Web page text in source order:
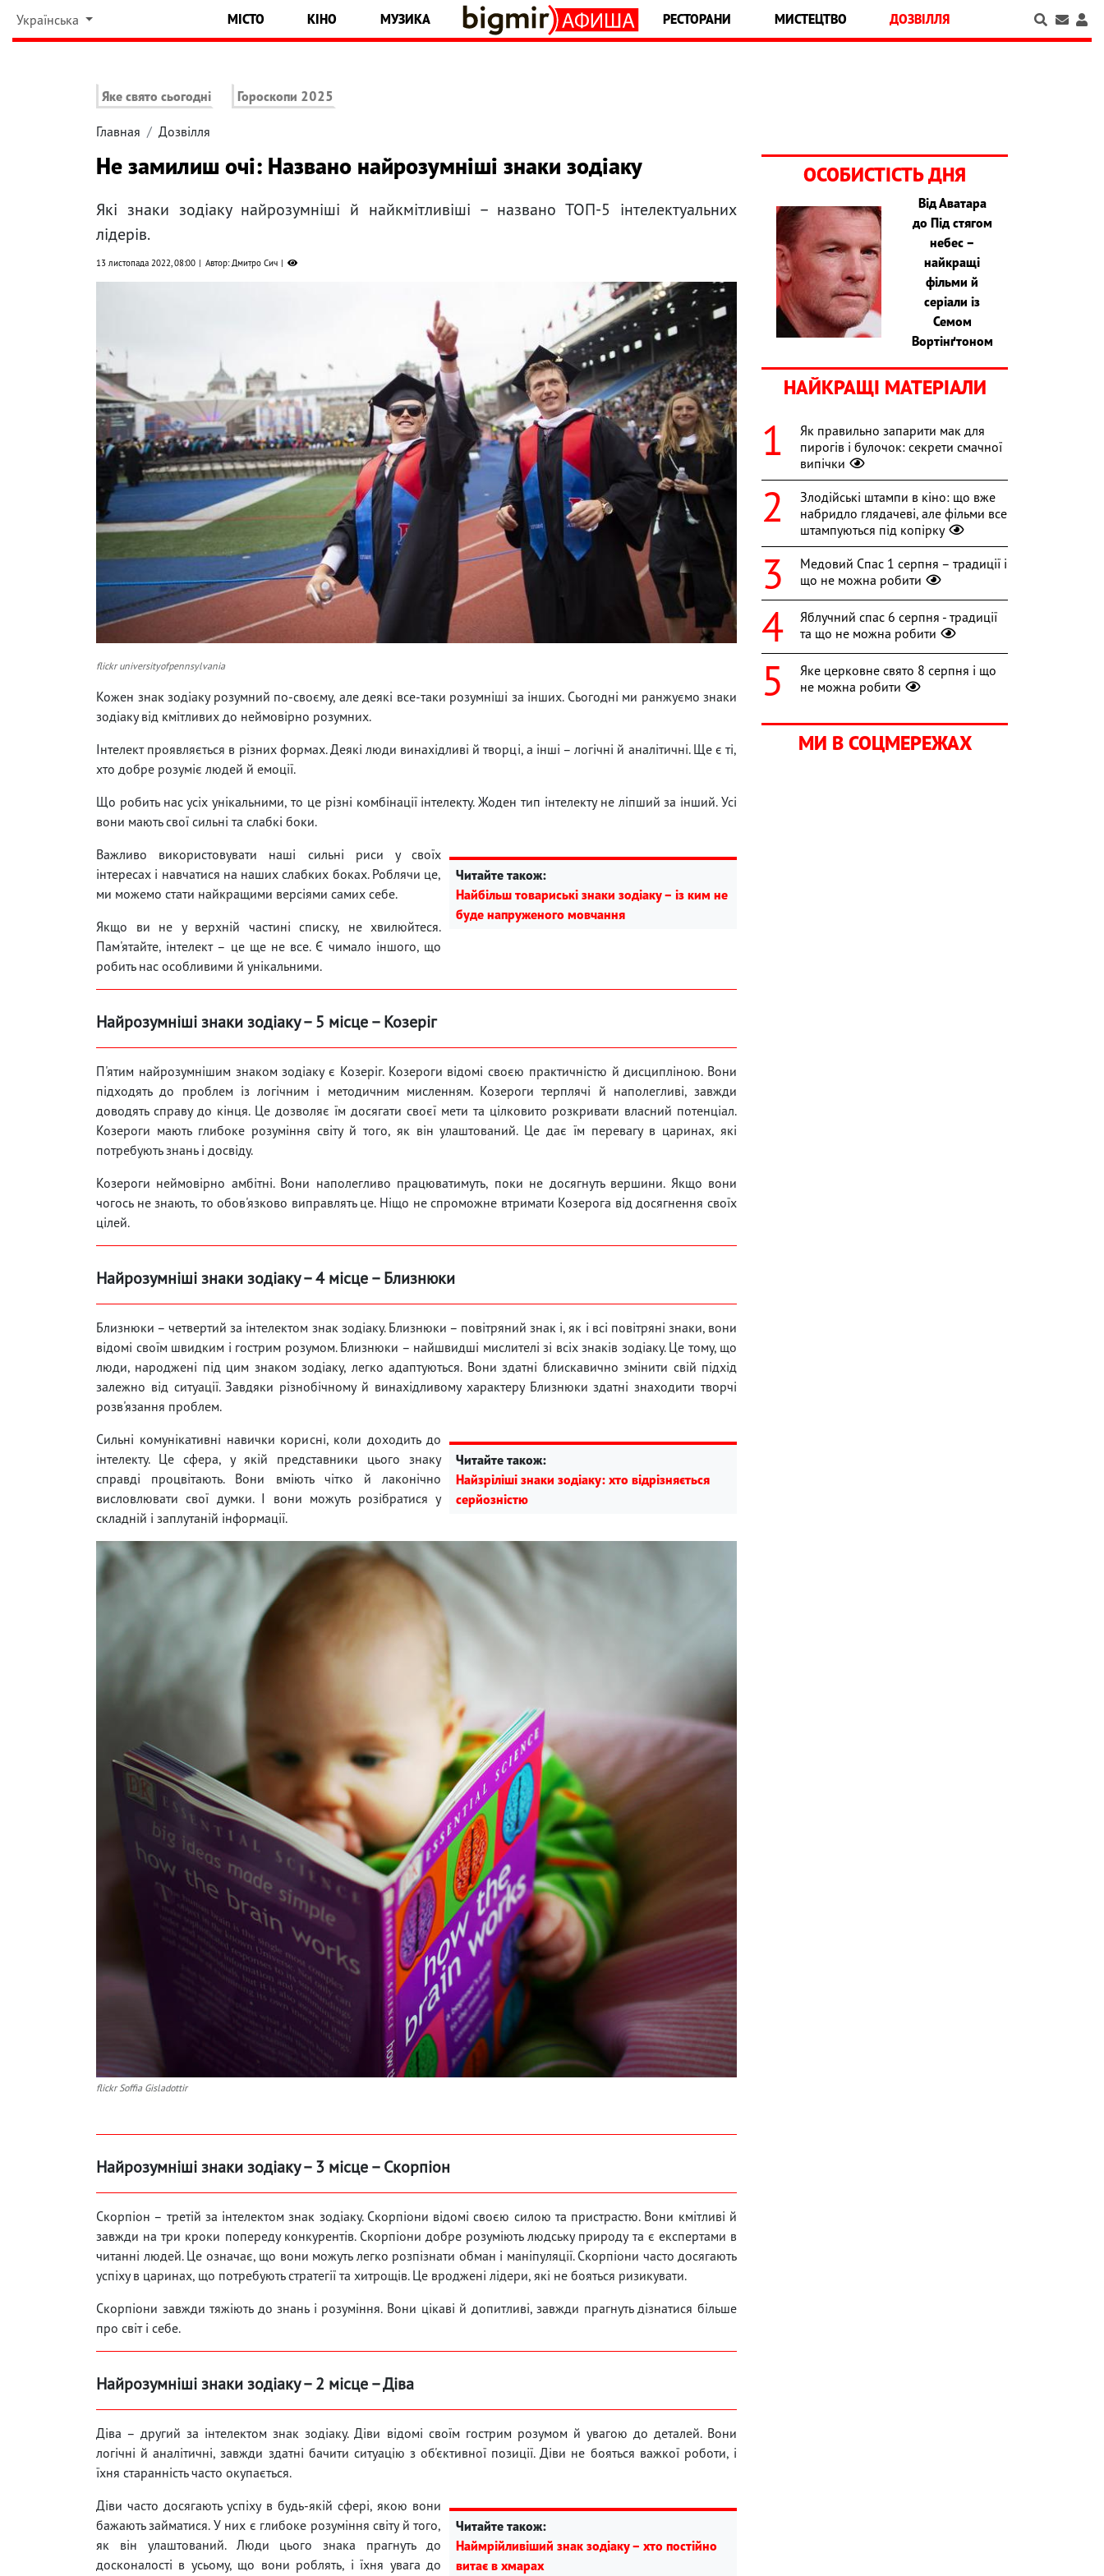
Українська МІСТО КІНО МУЗИКА РЕСТОРАНИ МИСТЕЦТВО ДОЗВІЛЛЯ
Яке свято сьогодні Гороскопи 2025
Главная Дозвілля
Не замилиш очі: Названо найрозумніші знаки зодіаку
Які знаки зодіаку найрозумніші й найкмітливіші – названо ТОП-5 інтелектуальних
лідерів.
13 листопада 2022, 08:00 Автор: Дмитро Сич
flickr universityofpennsylvania
Кожен знак зодіаку розумний по-своєму, але деякі все-таки розумніші за інших. Сьогодні ми ранжуємо знаки
зодіаку від кмітливих до неймовірно розумних.
Інтелект проявляється в різних формах. Деякі люди винахідливі й творці, а інші – логічні й аналітичні. Ще є ті,
хто добре розуміє людей й емоції.
Що робить нас усіх унікальними, то це різні комбінації інтелекту. Жоден тип інтелекту не ліпший за інший. Усі
вони мають свої сильні та слабкі боки.
Читайте також:
Найбільш товариські знаки зодіаку – із ким не
буде напруженого мовчання
Важливо використовувати наші сильні риси у своїх
інтересах і навчатися на наших слабких боках. Роблячи це,
ми можемо стати найкращими версіями самих себе.
Якщо ви не у верхній частині списку, не хвилюйтеся.
Пам'ятайте, інтелект – це ще не все. Є чимало іншого, що
робить нас особливими й унікальними.
Найрозумніші знаки зодіаку – 5 місце – Козеріг
П'ятим найрозумнішим знаком зодіаку є Козеріг. Козероги відомі своєю практичністю й дисципліною. Вони
підходять до проблем із логічним і методичним мисленням. Козероги терплячі й наполегливі, завжди
доводять справу до кінця. Це дозволяє їм досягати своєї мети та цілковито розкривати власний потенціал.
Козероги мають глибоке розуміння світу й того, як він улаштований. Це дає їм перевагу в царинах, які
потребують знань і досвіду.
Козероги неймовірно амбітні. Вони наполегливо працюватимуть, поки не досягнуть вершини. Якщо вони
чогось не знають, то обов'язково виправлять це. Ніщо не спроможне втримати Козерога від досягнення своїх
цілей.
Найрозумніші знаки зодіаку – 4 місце – Близнюки
Близнюки – четвертий за інтелектом знак зодіаку. Близнюки – повітряний знак і, як і всі повітряні знаки, вони
відомі своїм швидким і гострим розумом. Близнюки – найшвидші мислителі зі всіх знаків зодіаку. Це тому, що
люди, народжені під цим знаком зодіаку, легко адаптуються. Вони здатні блискавично змінити свій підхід
залежно від ситуації. Завдяки різнобічному й винахідливому характеру Близнюки здатні знаходити творчі
розв'язання проблем.
Читайте також:
Найзріліші знаки зодіаку: хто відрізняється
серйозністю
Сильні комунікативні навички корисні, коли доходить до
інтелекту. Це сфера, у якій представники цього знаку
справді процвітають. Вони вміють чітко й лаконічно
висловлювати свої думки. І вони можуть розібратися у
складній і заплутаній інформації.
flickr Soffia Gisladottir
Найрозумніші знаки зодіаку – 3 місце – Скорпіон
Скорпіон – третій за інтелектом знак зодіаку. Скорпіони відомі своєю силою та пристрастю. Вони кмітливі й
завжди на три кроки попереду конкурентів. Скорпіони добре розуміють людську природу та є експертами в
читанні людей. Це означає, що вони можуть легко розпізнати обман і маніпуляції. Скорпіони часто досягають
успіху в царинах, що потребують стратегії та хитрощів. Це вроджені лідери, які не бояться ризикувати.
Скорпіони завжди тяжіють до знань і розуміння. Вони цікаві й допитливі, завжди прагнуть дізнатися більше
про світ і себе.
Найрозумніші знаки зодіаку – 2 місце – Діва
Діва – другий за інтелектом знак зодіаку. Діви відомі своїм гострим розумом й увагою до деталей. Вони
логічні й аналітичні, завжди здатні бачити ситуацію з об'єктивної позиції. Діви не бояться важкої роботи, і
їхня старанність часто окупається.
Читайте також:
Наймрійливіший знак зодіаку – хто постійно
витає в хмарах
Діви часто досягають успіху в будь-якій сфері, якою вони
бажають займатися. У них є глибоке розуміння світу й того,
як він улаштований. Люди цього знака прагнуть до
досконалості в усьому, що вони роблять, і їхня увага до
ОСОБИСТІСТЬ ДНЯ
Від Аватара
до Під стягом
небес –
найкращі
фільми й
серіали із
Семом
Вортінґтоном
НАЙКРАЩІ МАТЕРІАЛИ
Як правильно запарити мак для
пирогів і булочок: секрети смачної
випічки
Злодійські штампи в кіно: що вже
набридло глядачеві, але фільми все
штампуються під копірку
Медовий Спас 1 серпня – традиції і
що не можна робити
Яблучний спас 6 серпня - традиції
та що не можна робити
Яке церковне свято 8 серпня і що
не можна робити
МИ В СОЦМЕРЕЖАХ